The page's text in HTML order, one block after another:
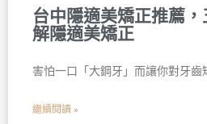
台中隱適美矯正推薦
解隱適美矯正
害怕一口「大鋼牙」而讓你對牙
繼續閱讀 »